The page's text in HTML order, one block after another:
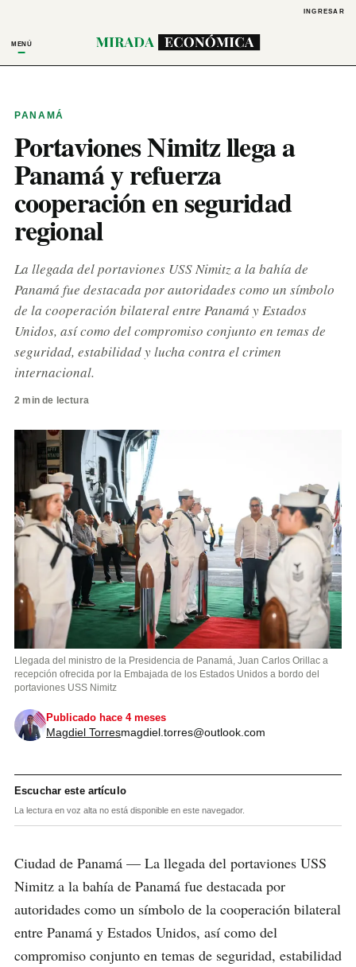
INGRESAR
MENÚ
PANAMÁ
Portaviones Nimitz llega a
Panamá y refuerza
cooperación en seguridad
regional
La llegada del portaviones USS Nimitz a la bahía de
Panamá fue destacada por autoridades como un símbolo
de la cooperación bilateral entre Panamá y Estados
Unidos, así como del compromiso conjunto en temas de
seguridad, estabilidad y lucha contra el crimen
internacional.
2 min de lectura
Llegada del ministro de la Presidencia de Panamá, Juan Carlos Orillac a
recepción ofrecida por la Embajada de los Estados Unidos a bordo del
portaviones USS Nimitz
Publicado hace 4 meses
Magdiel Torresmagdiel.torres@outlook.com
Escuchar este artículo
La lectura en voz alta no está disponible en este navegador.
Ciudad de Panamá — La llegada del portaviones USS
Nimitz a la bahía de Panamá fue destacada por
autoridades como un símbolo de la cooperación bilateral
entre Panamá y Estados Unidos, así como del
compromiso conjunto en temas de seguridad, estabilidad